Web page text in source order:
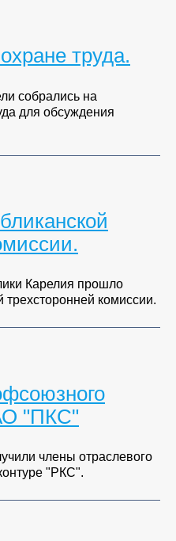
труда.
собрались на
для обсуждения
Карелия прошло
трехсторонней комиссии.
"ПКС"
члены отраслевого
"РКС".